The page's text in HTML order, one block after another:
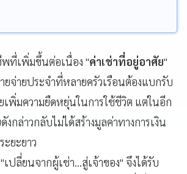
พที่เพิ่มขึ้นต่อเนื่อง "ค่าเช่าที่อยู่อาศัย"
ยจ่ายประจำที่หลายครัวเรือนต้องแบกรับ
พิ่มความยืดหยุ่นในการใช้ชีวิต แต่ในอีก
กล่าวกลับไม่ได้สร้างมูลค่าทางการเงิน
ยะยาว
ปลี่ยนจากผู้เช่า...สู่เจ้าของ" จึงได้รับ